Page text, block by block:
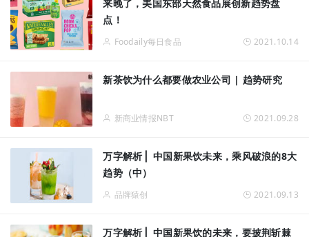
来晚了，美国东部天然食品展创新趋势盘
点！
Foodaily每日食品 2021.10.14
新茶饮为什么都要做农业公司 | 趋势研究
新商业情报NBT 2021.09.28
万字解析 ▏中国新果饮未来，乘风破浪的8大
趋势（中）
品牌猿创 2021.09.13
万字解析 ▏中国新果饮的未来，要披荆斩棘